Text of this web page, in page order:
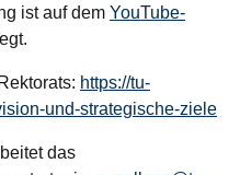
ist auf dem YouTube-
https://tu-
und-strategische-ziele
das